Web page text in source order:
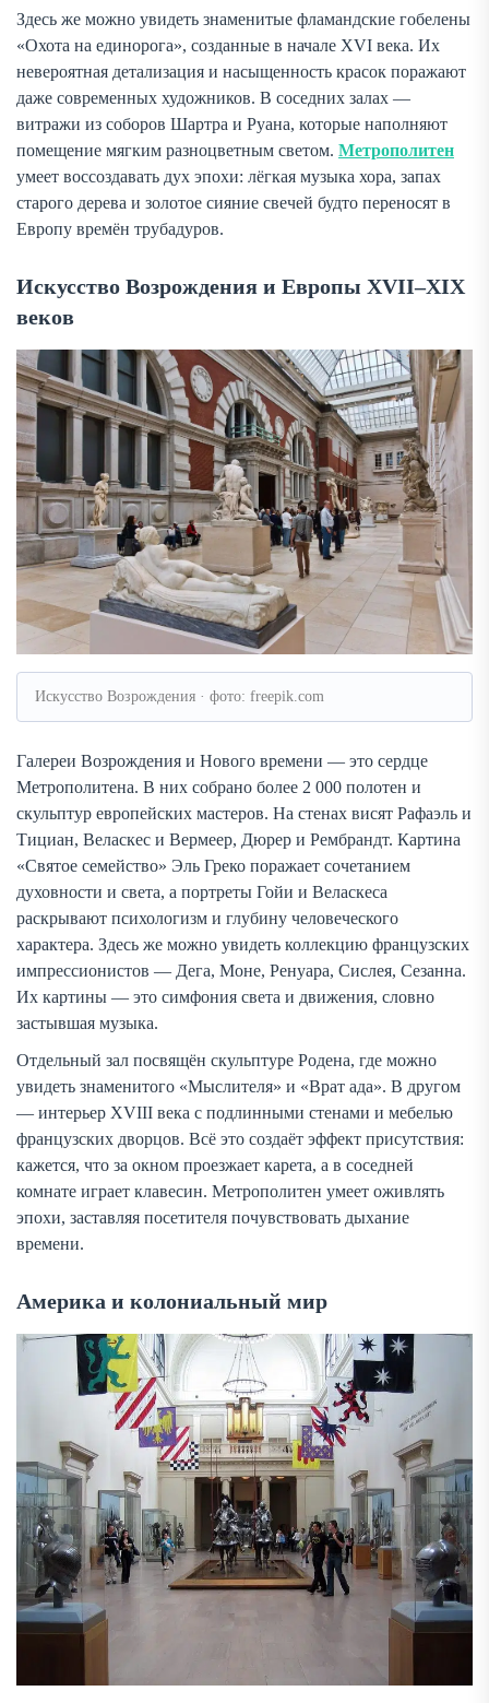
Здесь же можно увидеть знаменитые фламандские гобелены
«Охота на единорога», созданные в начале XVI века. Их
невероятная детализация и насыщенность красок поражают
даже современных художников. В соседних залах —
витражи из соборов Шартра и Руана, которые наполняют
помещение мягким разноцветным светом. Метрополитен
умеет воссоздавать дух эпохи: лёгкая музыка хора, запах
старого дерева и золотое сияние свечей будто переносят в
Европу времён трубадуров.
Искусство Возрождения и Европы XVII–XIX
веков
Искусство Возрождения · фото: freepik.com
Галереи Возрождения и Нового времени — это сердце
Метрополитена. В них собрано более 2 000 полотен и
скульптур европейских мастеров. На стенах висят Рафаэль и
Тициан, Веласкес и Вермеер, Дюрер и Рембрандт. Картина
«Святое семейство» Эль Греко поражает сочетанием
духовности и света, а портреты Гойи и Веласкеса
раскрывают психологизм и глубину человеческого
характера. Здесь же можно увидеть коллекцию французских
импрессионистов — Дега, Моне, Ренуара, Сислея, Сезанна.
Их картины — это симфония света и движения, словно
застывшая музыка.
Отдельный зал посвящён скульптуре Родена, где можно
увидеть знаменитого «Мыслителя» и «Врат ада». В другом
— интерьер XVIII века с подлинными стенами и мебелью
французских дворцов. Всё это создаёт эффект присутствия:
кажется, что за окном проезжает карета, а в соседней
комнате играет клавесин. Метрополитен умеет оживлять
эпохи, заставляя посетителя почувствовать дыхание
времени.
Америка и колониальный мир